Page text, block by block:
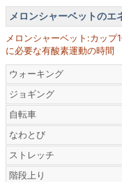
メロンシャーベットの
メロンシャーベット:カッ
に必要な有酸素運動の時間
ウォーキング
ジョギング
自転車
なわとび
ストレッチ
階段上り